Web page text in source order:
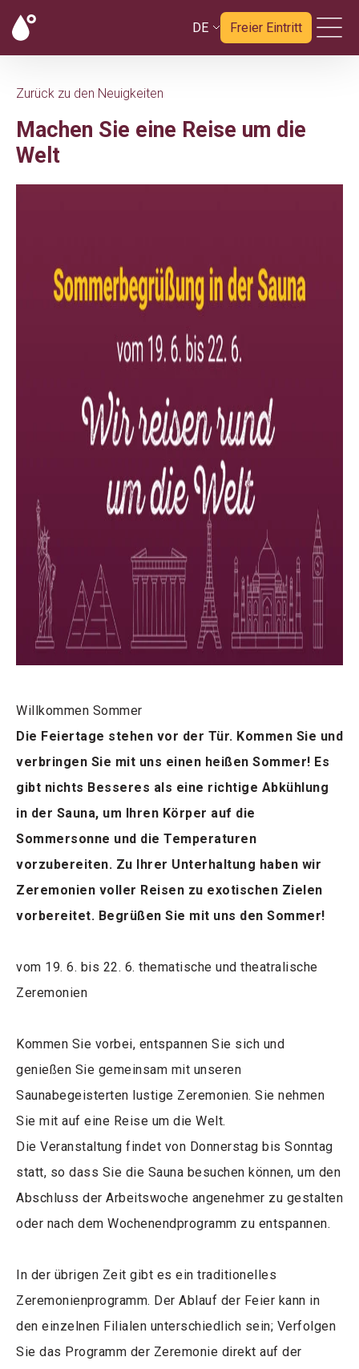
DE Freier Eintritt
Zurück zu den Neuigkeiten
Machen Sie eine Reise um die
Welt
Willkommen Sommer
Die Feiertage stehen vor der Tür. Kommen Sie und
verbringen Sie mit uns einen heißen Sommer! Es
gibt nichts Besseres als eine richtige Abkühlung
in der Sauna, um Ihren Körper auf die
Sommersonne und die Temperaturen
vorzubereiten. Zu Ihrer Unterhaltung haben wir
Zeremonien voller Reisen zu exotischen Zielen
vorbereitet. Begrüßen Sie mit uns den Sommer!
vom 19. 6. bis 22. 6. thematische und theatralische
Zeremonien
Kommen Sie vorbei, entspannen Sie sich und
genießen Sie gemeinsam mit unseren
Saunabegeisterten lustige Zeremonien. Sie nehmen
Sie mit auf eine Reise um die Welt.
Die Veranstaltung findet von Donnerstag bis Sonntag
statt, so dass Sie die Sauna besuchen können, um den
Abschluss der Arbeitswoche angenehmer zu gestalten
oder nach dem Wochenendprogramm zu entspannen.
In der übrigen Zeit gibt es ein traditionelles
Zeremonienprogramm. Der Ablauf der Feier kann in
den einzelnen Filialen unterschiedlich sein; Verfolgen
Sie das Programm der Zeremonie direkt auf der